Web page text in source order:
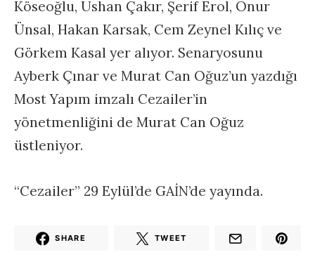
Köseoğlu, Ushan Çakır, Şerif Erol, Onur
Ünsal, Hakan Karsak, Cem Zeynel Kılıç ve
Görkem Kasal yer alıyor. Senaryosunu
Ayberk Çınar ve Murat Can Oğuz’un yazdığı
Most Yapım imzalı Cezailer’in
yönetmenliğini de Murat Can Oğuz
üstleniyor.
“Cezailer” 29 Eylül’de GAİN’de yayında.
SHARE TWEET